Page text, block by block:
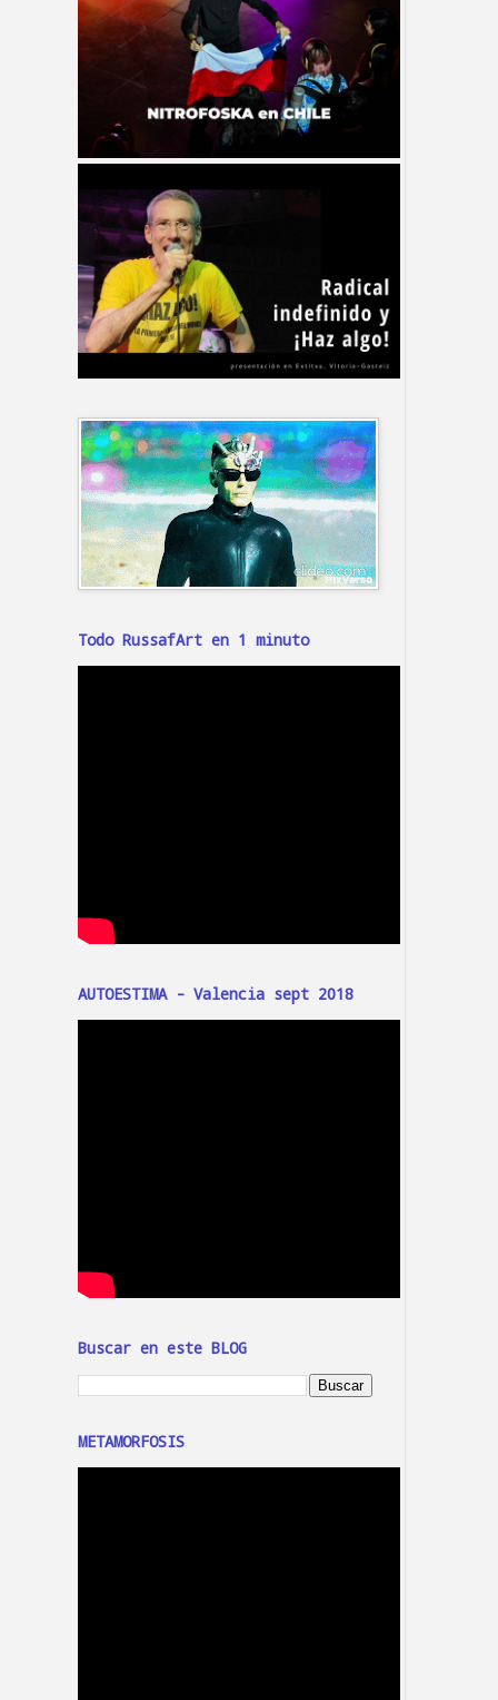
Todo RussafArt en 1 minuto
AUTOESTIMA - Valencia sept 2018
Buscar en este BLOG
METAMORFOSIS